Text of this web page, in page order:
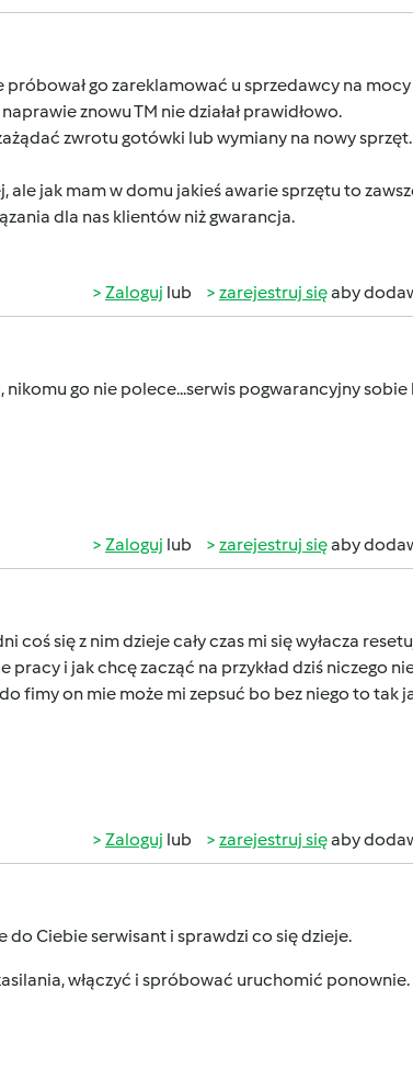
go zareklamować u sprzedawcy na
znowu TM nie działał prawidłowo.
zwrotu gotówki lub wymiany na nowy sprzęt.
ale jak mam w domu jakieś awarie sprzętu to
dla nas klientów niż gwarancja.
Zaloguj lub zarejestruj sięaby
nikomu go nie polece...serwis pogwarancyjny sobie
Zaloguj lub zarejestruj sięaby
się z nim dzieje cały czas mi się wyłacza
i jak chcę zacząć na przykład dziś niczego
fimy on mie może mi zepsuć bo bez niego to tak
Zaloguj lub zarejestruj sięaby
do Ciebie serwisant i sprawdzi co się dzieje.
włączyć i spróbować uruchomić ponownie.